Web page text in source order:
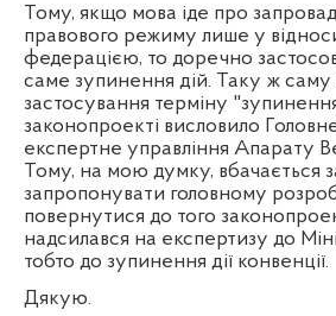
Тому, якщо мова іде про
правового режиму лише у
федерацією, то доречно
саме зупинення дій. Таку ж саму
застосування терміну "зупинення
законопроекті висловило
експертне управління Апарату
Тому, на мою думку, вбачається
запропонувати головному
повернутися до того
надсилався на експертизу до
тобто до зупинення дії конвенції.
Дякую.